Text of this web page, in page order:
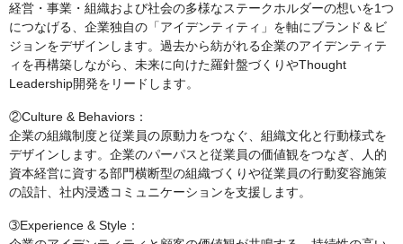
経営・事業・組織および社会の多様なステークホルダーの想いを1つ
につなげる、企業独自の「アイデンティティ」を軸にブランド＆ビ
ジョンをデザインします。過去から紡がれる企業のアイデンティテ
ィを再構築しながら、未来に向けた羅針盤づくりやThought
Leadership開発をリードします。
②Culture & Behaviors：
企業の組織制度と従業員の原動力をつなぐ、組織文化と行動様式を
デザインします。企業のパーパスと従業員の価値観をつなぎ、人的
資本経営に資する部門横断型の組織づくりや従業員の行動変容施策
の設計、社内浸透コミュニケーションを支援します。
➂Experience & Style：